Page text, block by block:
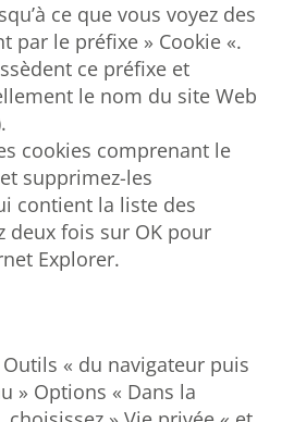
ce que vous voyez des
par le préfixe » Cookie «.
ce préfixe et
le nom du site Web
cookies comprenant le
supprimez-les
contient la liste des
deux fois sur OK pour
Explorer.
Outils « du navigateur puis
» Options « Dans la